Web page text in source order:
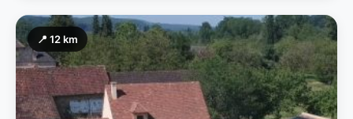
📍 12 km